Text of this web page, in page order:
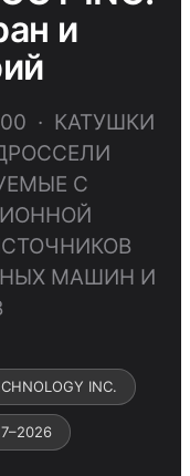
и
· КАТУШКИ
С
МАШИН И
INC.